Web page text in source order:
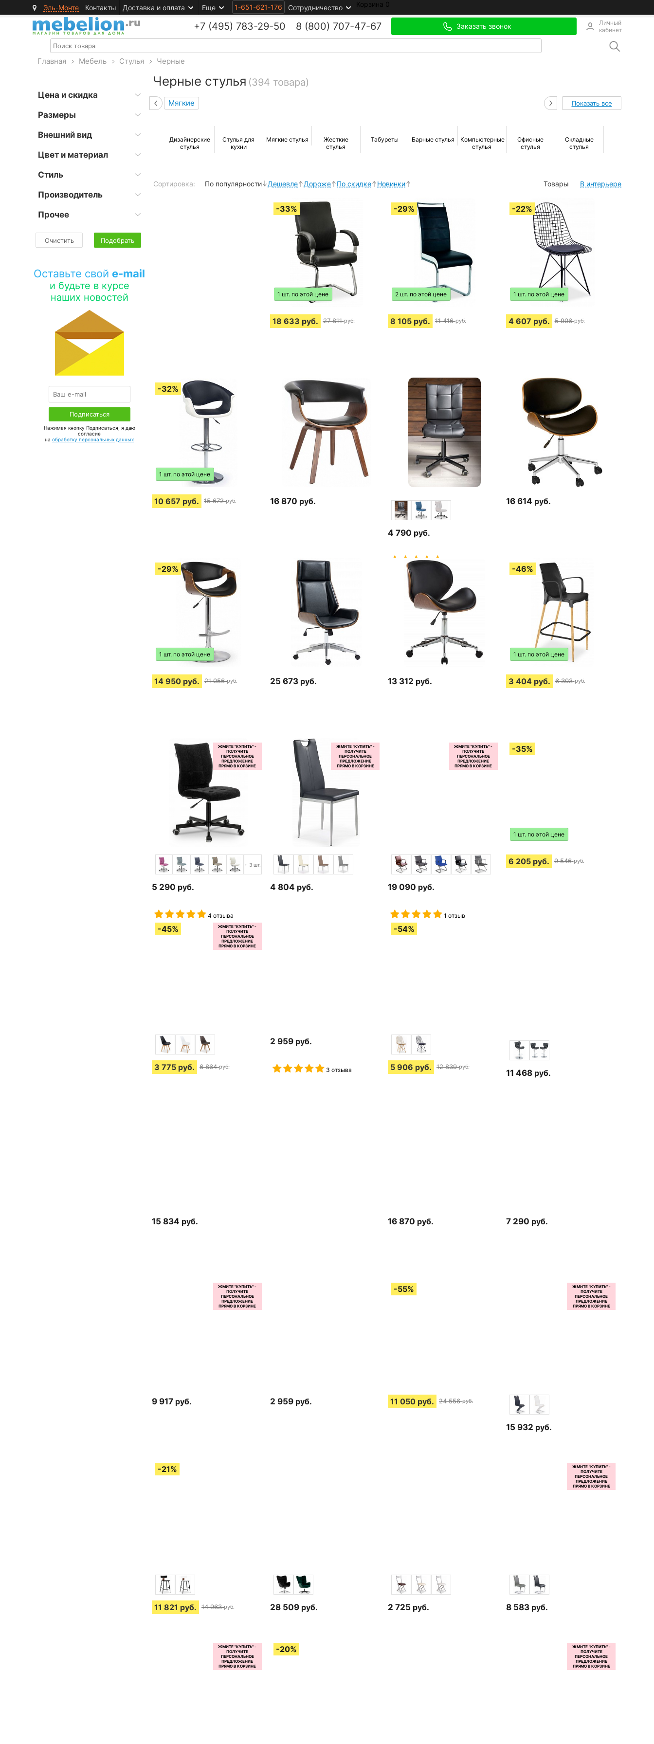
Эль-Монте Контакты Доставка и оплата Еще 1-651-621-176 Сотрудничество Корзина 0
+7 (495) 783-29-50 8 (800) 707-47-67 Заказать звонок
Личный
кабинет
Главная > Мебель > Стулья > Черные
Цена и скидка
Размеры
Внешний вид
Цвет и материал
Стиль
Производитель
Прочее
Очистить Подобрать
Оставьте свой e-mail
и будьте в курсе
наших новостей
Нажимая кнопку Подписаться, я даю
соглаcие
на обработку персональных данных
Черные стулья (394 товара)
Мягкие Показать все
Дизайнерские
стулья
Стулья для
кухни
Мягкие стулья
Жесткие
стулья
Табуреты Барные стулья
Компьютерные
стулья
Офисные
стулья
Складные
стулья
Сортировка: По популярности Дешевле Дороже По скидке Новинки Товары В интерьере
1 шт. по этой цене
18 633 руб. 27 811 руб.
2 шт. по этой цене
8 105 руб. 11 416 руб.
1 шт. по этой цене
4 607 руб. 5 906 руб.
1 шт. по этой цене
10 657 руб. 15 672 руб. 16 870 руб.
4 790 руб.
63 отзыва
16 614 руб.
1 шт. по этой цене
14 950 руб. 21 056 руб. 25 673 руб. 13 312 руб.
1 шт. по этой цене
3 404 руб. 6 303 руб.
+ 3 шт.
5 290 руб.
4 отзыва
4 804 руб. 19 090 руб.
1 отзыв
1 шт. по этой цене
6 205 руб. 9 546 руб.
3 775 руб. 6 864 руб.
2 959 руб.
3 отзыва 5 906 руб. 12 839 руб.
11 468 руб.
15 834 руб. 16 870 руб. 7 290 руб.
9 917 руб. 2 959 руб. 11 050 руб. 24 556 руб.
15 932 руб.
11 821 руб. 14 963 руб. 28 509 руб. 2 725 руб. 8 583 руб.